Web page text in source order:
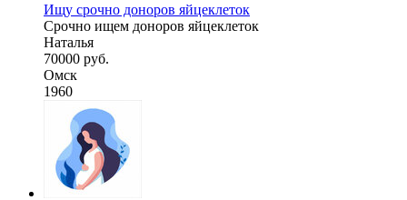
Ищу срочно доноров яйцеклеток
Срочно ищем доноров яйцеклеток
Наталья
70000 руб.
Омск
1960